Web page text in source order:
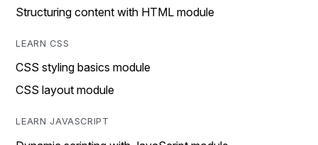
Structuring content with HTML module
LEARN CSS
CSS styling basics module
CSS layout module
LEARN JAVASCRIPT